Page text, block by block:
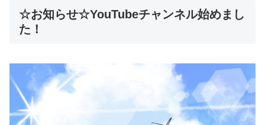
☆お知らせ☆YouTubeチャンネル始めまし
た！